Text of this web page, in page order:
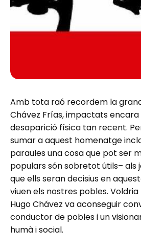
Amb tota raó recordem la
Chávez Frías, impactats
desaparició física tan recent.
sumar a aquest homenatge
paraules una cosa que pot ser
populars són sobretot útils– als
que ells seran decisius en
viuen els nostres pobles.
Hugo Chávez va aconseguir
conductor de pobles i un
humà i social.